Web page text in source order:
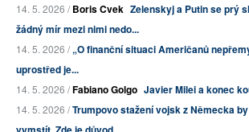
14. 5. 2026 /Boris Cvek Zelenskyj a Putin se prý
žádný mír mezi nimi nedo...
14. 5. 2026 /„O finanční situaci Američanů
uprostřed je...
14. 5. 2026 /Fabiano Golgo Javier Milei a konec
14. 5. 2026 /Trumpovo stažení vojsk z Německa